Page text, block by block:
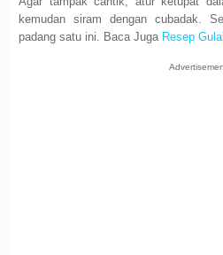
kemudan siram dengan cubadak.
padang satu ini. Baca Juga Resep